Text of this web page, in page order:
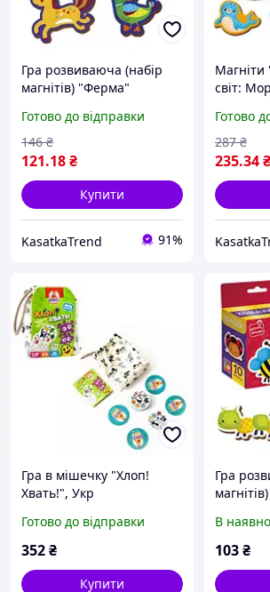
Гра розвиваюча (набір
магнітів) "Ферма"
Готово до відправки
121.18₴
146 ₴
Купити
KasatkaTrend 91%
світ:
Готово
235.34₴
287 ₴
Гра в мішечку "Хлоп!
Хвать!", Укр
Готово до відправки
352₴
Купити
Гра
В
103₴